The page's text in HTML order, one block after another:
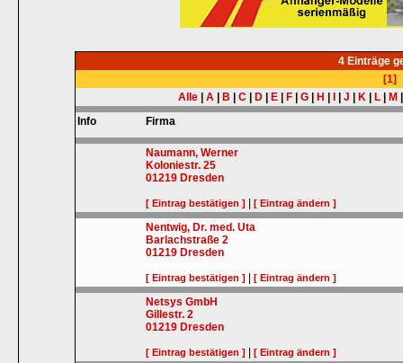
4 Einträge
[1]
Alle
A B C D E F G H J K L M
Info
Firma
Naumann, Werner
Koloniestr. 25
01219 Dresden
[ Eintrag bestätigen ] |[ Eintrag ändern ]
Nentwig, Dr. med. Uta
Barlachstraße 2
01219 Dresden
[ Eintrag bestätigen ] |[ Eintrag ändern ]
Netsys GmbH
Gillestr. 2
01219 Dresden
[ Eintrag bestätigen ] |[ Eintrag ändern ]